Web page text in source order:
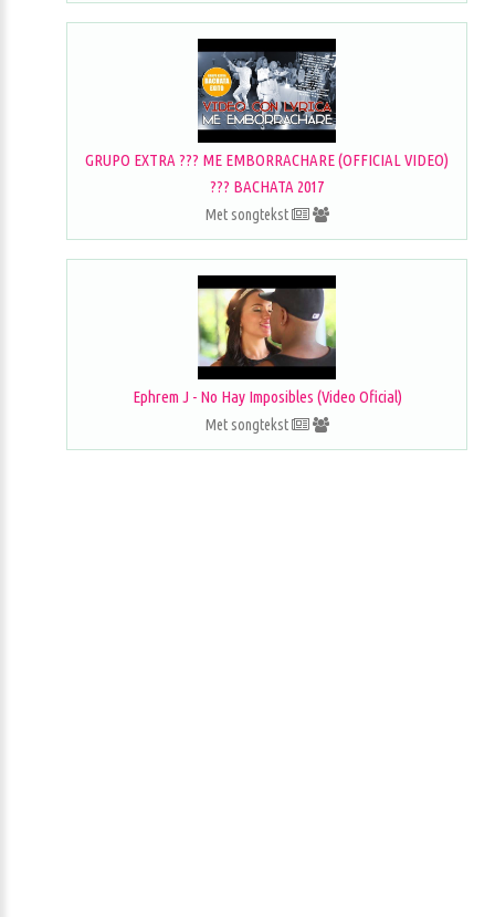
GRUPO EXTRA ??? ME EMBORRACHARE (OFFICIAL VIDEO)
??? BACHATA 2017
Met songtekst
Ephrem J - No Hay Imposibles (Video Oficial)
Met songtekst